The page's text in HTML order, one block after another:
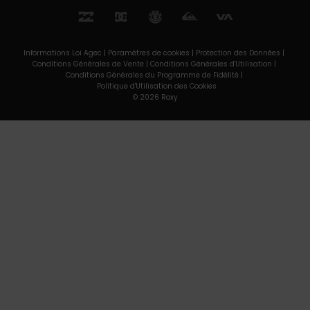
Informations Loi Agec | Paramètres de cookies | Protection des Données |
Conditions Générales de Vente | Conditions Générales d'Utilisation |
Conditions Générales du Programme de Fidélité |
Politique d'Utilisation des Cookies
© 2026 Roxy